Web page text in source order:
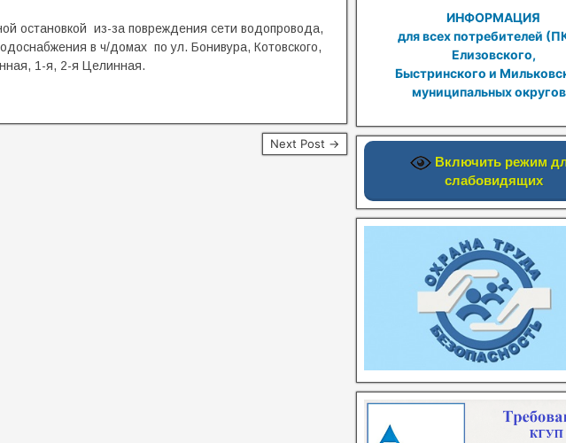
остановкой из-за повреждения сети водопровода,
в ч/домах по ул. Бонивура, Котовского,
1-я, 2-я Целинная.
Next Post →
ИНФОРМАЦИЯ
для всех потребителей
Елизовского,
Быстринского и
муниципальных
Включить режим
слабовидящих